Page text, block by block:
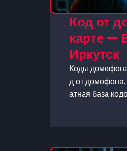
Код от
карте —
Иркутск
Коды
д от домофона.
атная база